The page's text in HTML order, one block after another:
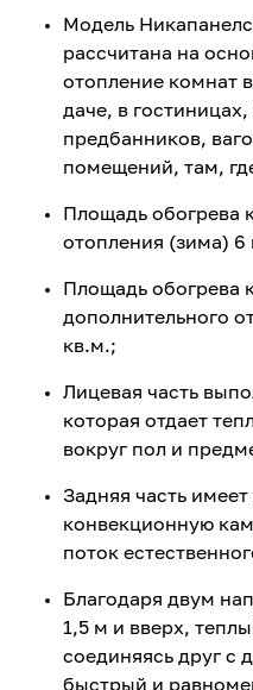
Модель
рассчитана на
отопление комнат
даче, в
предбанников,
помещений, там,
Площадь обогрева
отопления (зима) 6
Площадь обогрева
дополнительного
кв.м.;
Лицевая часть
которая отдает
вокруг пол и
Задняя часть
конвекционную
поток
Благодаря двум
1,5 м и вверх,
соединяясь друг с
быстрый и